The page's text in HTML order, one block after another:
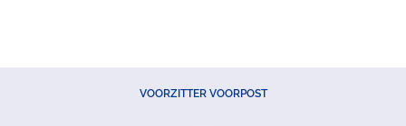
VOORZITTER VOORPOST